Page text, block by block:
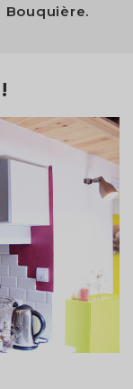
Bouquière.